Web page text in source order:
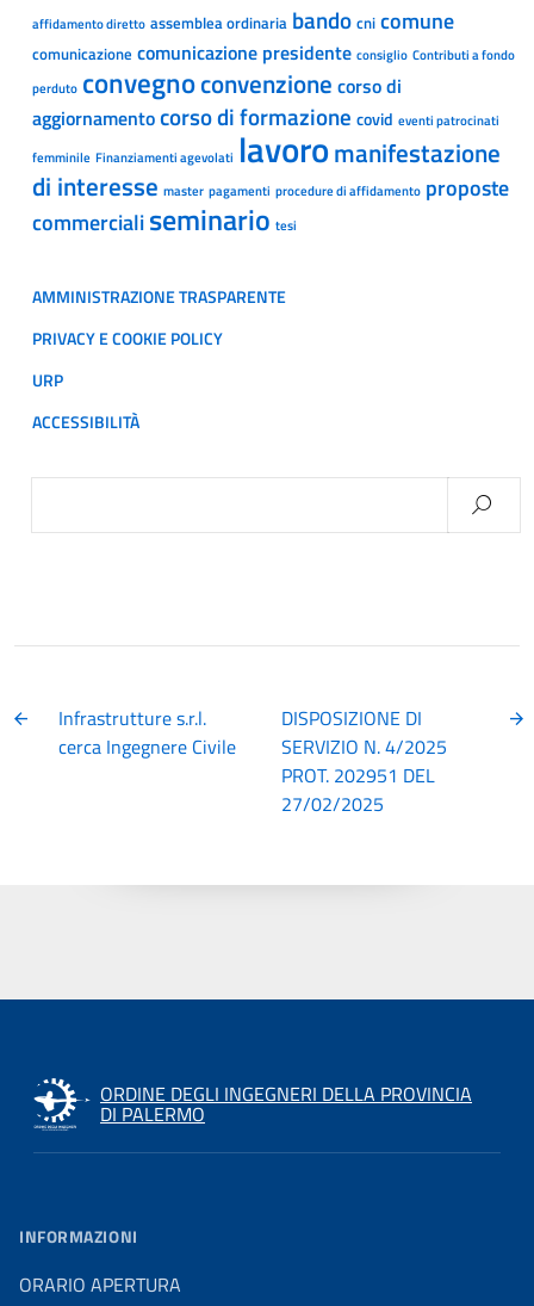
affidamento diretto assemblea ordinaria bando cni comune
comunicazione comunicazione presidente consiglio Contributi a fondo
perduto convegnoconvenzione corso di
aggiornamentocorso di formazione covid eventi patrocinati
femminile Finanziamenti agevolati lavoromanifestazione
di interesse master pagamenti procedure di affidamento proposte
commercialiseminario tesi
AMMINISTRAZIONE TRASPARENTE
PRIVACY E COOKIE POLICY
URP
ACCESSIBILITÀ
Infrastrutture s.r.l.
cerca Ingegnere Civile
DISPOSIZIONE DI
SERVIZIO N. 4/2025
PROT. 202951 DEL
27/02/2025
ORDINE DEGLI INGEGNERI DELLA PROVINCIA
DI PALERMO
INFORMAZIONI
ORARIO APERTURA